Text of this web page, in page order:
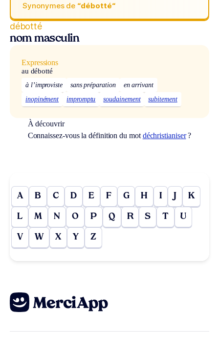
Synonymes de “débotté“
débotté
nom masculin
Expressions
au débotté
à l’improviste sans préparation
en arrivant
inopinément
impromptu soudainement subitement
À découvrir
Connaissez-vous la définition du mot déchristianiser?
A B C D E F G H I J K
L M N O P Q R S T U
V W X Y Z